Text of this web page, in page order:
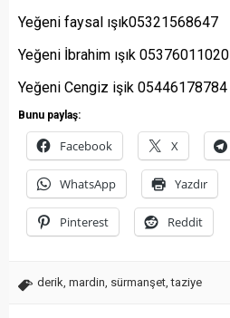
Yeğeni faysal ışık05321568647
Yeğeni İbrahim ışık 05376011020
Yeğeni Cengiz işik 05446178784
Bunu paylaş:
Facebook X
WhatsApp Yazdır
Pinterest Reddit
derik, mardin, sürmanşet,taziye